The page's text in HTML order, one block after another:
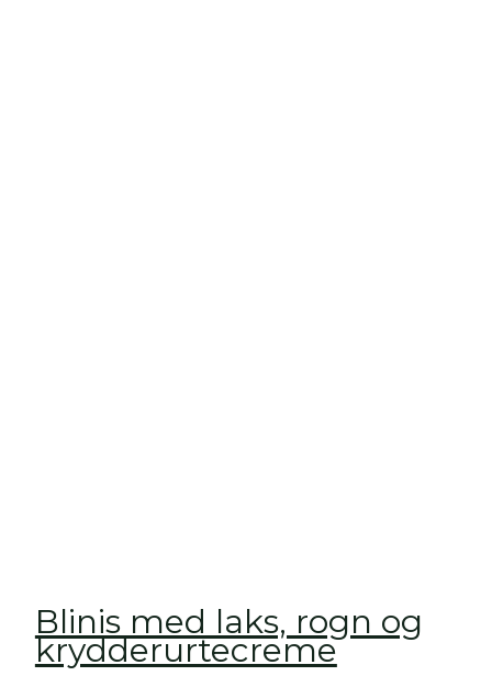
Blinis med laks, rogn og
krydderurte­creme